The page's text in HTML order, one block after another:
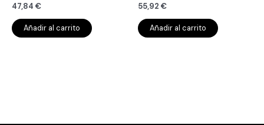
47,84 €
Añadir al carrito
55,92 €
Añadir al carrito